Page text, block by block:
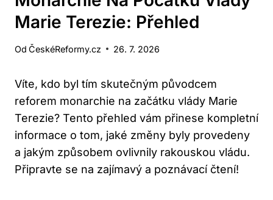
Marie Terezie: Přehled
Od ČeskéReformy.cz 26. 7. 2026
Víte, kdo byl tím skutečným původcem
reforem monarchie na začátku vlády Marie
Terezie? Tento přehled vám přinese kompletní
informace o tom, jaké změny byly provedeny
a jakým způsobem ovlivnily rakouskou vládu.
Připravte se na zajímavý a poznávací čtení!